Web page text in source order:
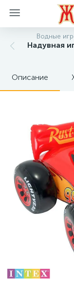
Водные
Надувная
Описание